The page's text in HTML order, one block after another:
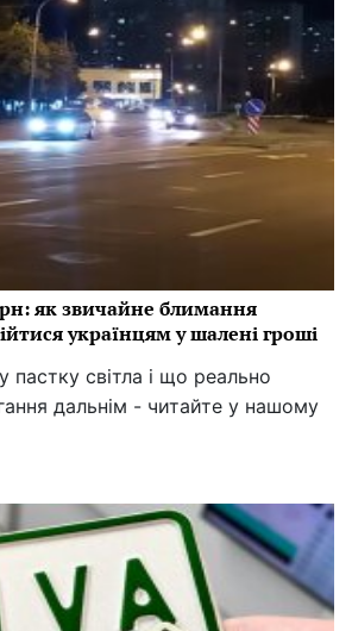
як звичайне блимання
українцям у шалені гроші
пастку світла і що реально
дальнім - читайте у нашому